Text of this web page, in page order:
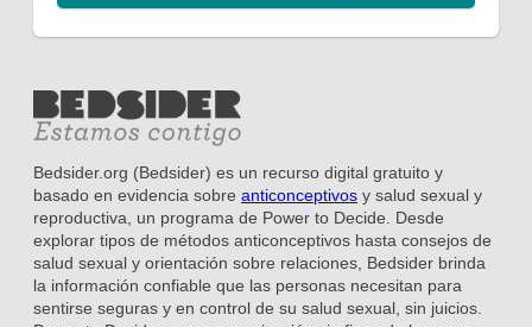
Bedsider.org (Bedsider) es un recurso digital gratuito y
basado en evidencia sobre anticonceptivos y salud sexual y
reproductiva, un programa de Power to Decide. Desde
explorar tipos de métodos anticonceptivos hasta consejos de
salud sexual y orientación sobre relaciones, Bedsider brinda
la información confiable que las personas necesitan para
sentirse seguras y en control de su salud sexual, sin juicios.